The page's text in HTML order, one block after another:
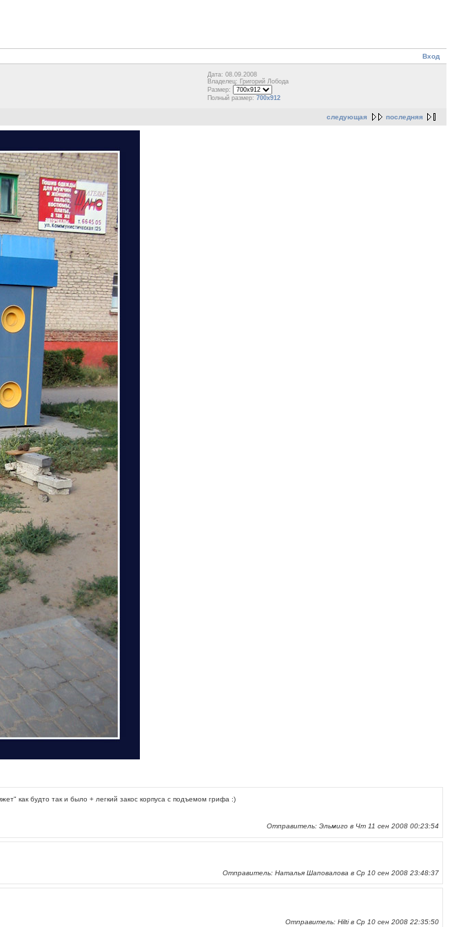
Вход
Дата: 08.09.2008
Владелец: Григорий Лобода
Размер:
Полный размер: 700x912
следующая последняя
как будто так и было + легкий закос корпуса с подъемом грифа :)
Отправитель: Эльмиго в Чт 11 сен 2008 00:23:54
Отправитель: Наталья Шаповалова в Ср 10 сен 2008 23:48:37
Отправитель: Hilti в Ср 10 сен 2008 22:35:50